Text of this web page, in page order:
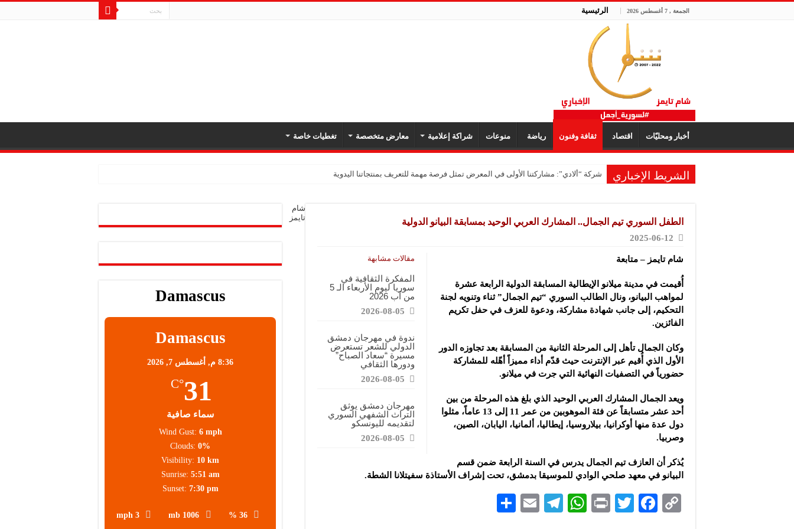
الجمعة , 7 أغسطس 2026 الرئيسية
أخبار ومحليّات اقتصاد ثقافة وفنون رياضة منوعات شراكة إعلامية معارض متخصصة تغطيات خاصة
الشريط الإخباري شركة “ألادي”: مشاركتنا الأولى في المعرض تمثل فرصة مهمة للتعريف بمنتجاتنا اليدوية
الطفل السوري تيم الجمال.. المشارك العربي الوحيد بمسابقة البيانو الدولية
2025-06-12
مقالات مشابهة
المفكرة الثقافية في
سوريا ليوم الأربعاء الـ 5
من آب 2026
2026-08-05
ندوة في مهرجان دمشق
الدولي للشعر تستعرض
مسيرة “سعاد الصباح”
ودورها الثقافي
2026-08-05
مهرجان دمشق يوثق
التراث الشفهي السوري
لتقديمه لليونسكو
2026-08-05
شام تايمز – متابعة
أُقيمت في مدينة ميلانو الإيطالية المسابقة الدولية الرابعة عشرة
لمواهب البيانو، ونال الطالب السوري “تيم الجمال” ثناء وتنويه لجنة
التحكيم، إلى جانب شهادة مشاركة، ودعوة للعزف في حفل تكريم
الفائزين.
وكان الجمال تأهل إلى المرحلة الثانية من المسابقة بعد تجاوزه الدور
الأول الذي أُقيم عبر الإنترنت حيث قدّم أداء مميزاً أهّله للمشاركة
حضورياً في التصفيات النهائية التي جرت في ميلانو.
ويعد الجمال المشارك العربي الوحيد الذي بلغ هذه المرحلة من بين
أحد عشر متسابقاً عن فئة الموهوبين من عمر 11 إلى 13 عاماً، مثلوا
دول عدة منها أوكرانيا، بيلاروسيا، إيطاليا، ألمانيا، اليابان، الصين،
وصربيا.
يُذكر أن العازف تيم الجمال يدرس في السنة الرابعة ضمن قسم
البيانو في معهد صلحي الوادي للموسيقا بدمشق، تحت إشراف الأستاذة سفيتلانا الشطة.
C
F
T
P
W
Te
E
Damascus
Damascus
8:36 م, أغسطس 7, 2026
31
°C
سماء صافية
36 %
1006 mb
3 mph
Wind Gust: 6 mph
Clouds: 0%
Visibility: 10 km
Sunrise: 5:51 am
Sunset: 7:30 pm
شام
تايمز